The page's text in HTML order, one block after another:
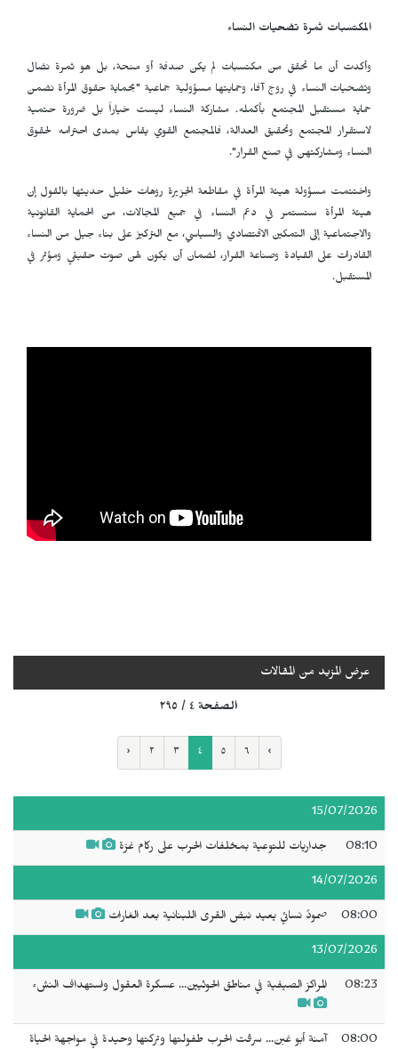
المكتسبات ثمرة تضحيات النساء
وأكدت أن ما تحقق من مكتسبات لم يكن صدفة أو منحة، بل هو ثمرة نضال
وتضحيات النساء في روج آفا، وحمايتها مسؤولية جماعية "بحماية حقوق المرأة نضمن
حماية مستقبل المجتمع بأكمله. مشاركة النساء ليست خياراً بل ضرورة حتمية
لاستقرار المجتمع وتحقيق العدالة، فالمجتمع القوي يقاس بمدى احترامه لحقوق
النساء ومشاركتهن في صنع القرار".
واختتمت مسؤولة هيئة المرأة في مقاطعة الجزيرة روهات خليل حديثها بالقول إن
هيئة المرأة ستستمر في دعم النساء في جميع المجالات، من الحماية القانونية
والاجتماعية إلى التمكين الاقتصادي والسياسي، مع التركيز على بناء جيل من النساء
القادرات على القيادة وصناعة القرار، لضمان أن يكون لهن صوت حقيقي ومؤثر في
المستقبل.
عرض المزيد من المقالات
الصفحة ٤ / ٢٩٥
‹ ٢ ٣ ٤ ٥ ٦ ›
15/07/2026
08:10 جداريات للتوعية بمخلفات الحرب على ركام غزة
14/07/2026
08:00 صمودٌ نسائي يعيد نبض القرى اللبنانية بعد الغارات
13/07/2026
08:23 المراكز الصيفية في مناطق الحوثيين... عسكرة العقول واستهداف النشء
08:00 آمنة أبو غبن... سرقت الحرب طفولتها وتركتها وحيدة في مواجهة الحياة